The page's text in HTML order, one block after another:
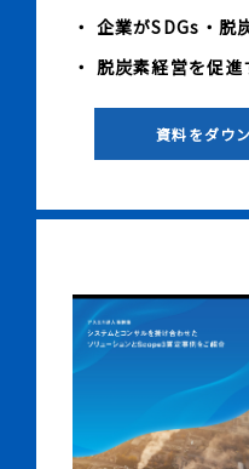
・ 企業がSDGs・脱
・ 脱炭素経営を促
資料をダウ